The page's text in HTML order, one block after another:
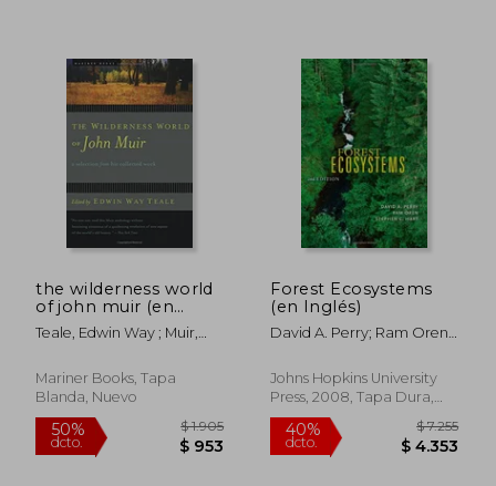
50%
dcto.
Rápido
50%
dcto.
the wilderness world
of john muir (en
Inglés)
Teale, Edwin Way ; Muir,
Mariner Books, Tapa
Blanda, Nuevo
Forest Ecosystems
(en Inglés)
David A. Perry; Ram Oren;
Johns Hopkins University
Press, 2008, Tapa Dura,
Nuevo